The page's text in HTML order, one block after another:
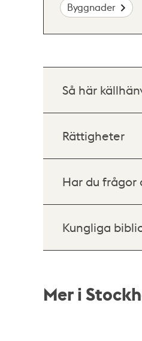
Byggnader
Så här
Rättigheter
Har du frågor
Kungliga
Mer i